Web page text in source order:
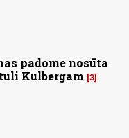
padome nosūta
Kulbergam 3